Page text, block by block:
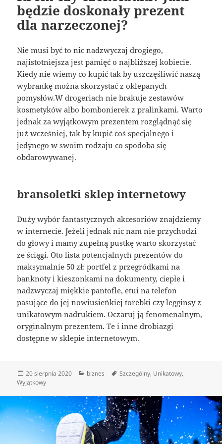
będzie doskonały prezent
dla narzeczonej?
Nie musi być to nic nadzwyczaj drogiego,
najistotniejsza jest pamięć o najbliższej kobiecie.
Kiedy nie wiemy co kupić tak by uszczęśliwić naszą
wybrankę można skorzystać z oklepanych
pomysłów.W drogeriach nie brakuje zestawów
kosmetyków albo bombonierek z pralinkami. Warto
jednak za wyjątkowym prezentem rozglądnąć się
już wcześniej, tak by kupić coś specjalnego i
jedynego w swoim rodzaju co spodoba się
obdarowywanej.
bransoletki sklep internetowy
Duży wybór fantastycznych akcesoriów znajdziemy
w internecie. Jeżeli jednak nic nam nie przychodzi
do głowy i mamy zupełną pustkę warto skorzystać
ze ściągi. Oto lista potencjalnych prezentów do
maksymalnie 50 zł: portfel z przegródkami na
banknoty i kieszonkami na dokumenty, ciepłe i
nadzwyczaj miękkie pantofle, etui na telefon
pasujące do jej nowiusieńkiej torebki czy legginsy z
unikatowym nadrukiem. Oczaruj ją fenomenalnym,
oryginalnym prezentem. Te i inne drobiazgi
dostępne w sklepie internetowym.
Data
publikacji
20 sierpnia 2020 Kategorie
biznes Tagi
Szczególny, Unikatowy,
Wyjątkowy